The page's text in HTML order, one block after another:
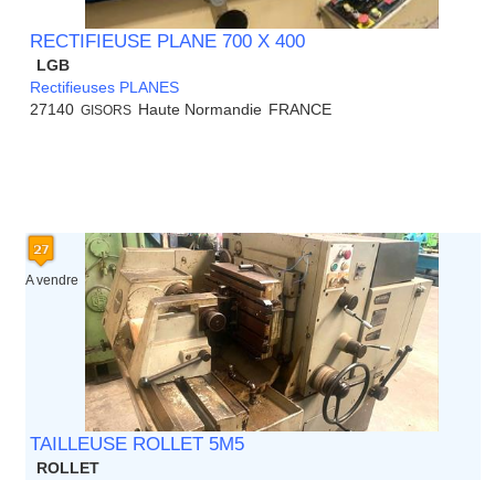
RECTIFIEUSE PLANE 700 X 400
LGB
Rectifieuses PLANES
27140 GISORS Haute Normandie FRANCE
A vendre
TAILLEUSE ROLLET 5M5
ROLLET